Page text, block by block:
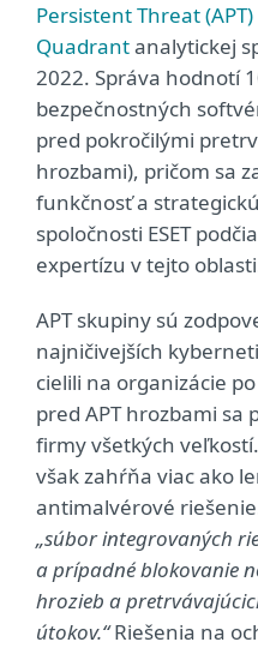
Persistent Threat
Quadrantanalytickej
2022. Správa hodnotí
bezpečnostných
pred pokročilými
hrozbami), pričom sa
funkčnosť a
spoločnosti ESET
expertízu v tejto
APT skupiny sú
najničivejších
cielili na organizácie
pred APT hrozbami sa
firmy všetkých
však zahŕňa viac ako
antimalvérové
„súbor integrovaných
a prípadné blokovanie
hrozieb a
útokov.“Riešenia na